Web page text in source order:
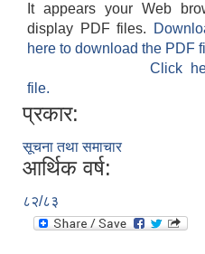
It appears your Web
display PDF files.
here to download the PDF
Click
file.
प्रकार:
सूचना तथा समाचार
आर्थिक वर्ष:
८२/८३